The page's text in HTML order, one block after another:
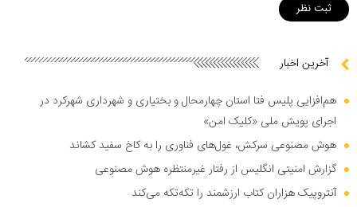
آخرین اخبار
هم‌افزایی پلیس فتا استان چهارمحال و بختیاری و شهرداری شهرکرد در
اجرای پویش ملی «کلیک امن»
هوش مصنوعی سرکش، غول‌های فناوری را به کاخ سفید کشاند
گزارش امنیتی انگلیس از رفتار غیرمنتظره هوش مصنوعی
آنتروپیک هزاران کتاب ارزشمند را تکه‌تکه می‌کند